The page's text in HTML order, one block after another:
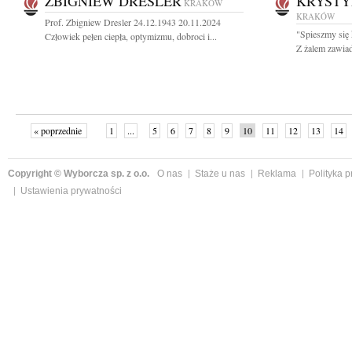
KRAKÓW
Prof. Zbigniew Dresler 24.12.1943 20.11.2024
Człowiek pełen ciepła, optymizmu, dobroci i...
KRAKÓW
"Spieszmy
Z żalem
« poprzednie 1 ... 5 6 7 8 9 10 11 12 13 14
Copyright © Wyborcza sp. z o.o. O nas Staże u nas Reklama
Polityka
Ustawienia prywatności